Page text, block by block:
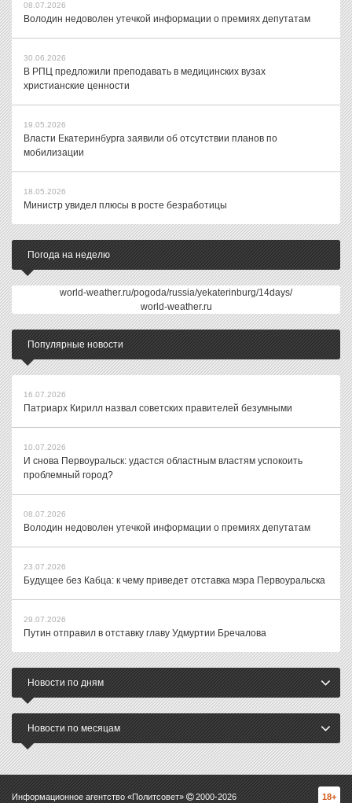
08.07.2026
Володин недоволен утечкой информации о премиях депутатам
30.06.2026
В РПЦ предложили преподавать в медицинских вузах
христианские ценности
19.05.2026
Власти Екатеринбурга заявили об отсутствии планов по
мобилизации
18.05.2026
Министр увидел плюсы в росте безработицы
Погода на неделю
world-weather.ru/pogoda/russia/yekaterinburg/14days/
world-weather.ru
Популярные новости
16.07.2026
Патриарх Кирилл назвал советских правителей безумными
10.07.2026
И снова Первоуральск: удастся областным властям успокоить
проблемный город?
08.07.2026
Володин недоволен утечкой информации о премиях депутатам
23.07.2026
Будущее без Кабца: к чему приведет отставка мэра Первоуральска
29.07.2026
Путин отправил в отставку главу Удмуртии Бречалова
Новости по дням
Новости по месяцам
Информационное агентство «Политсовет» 2000-2026 18+